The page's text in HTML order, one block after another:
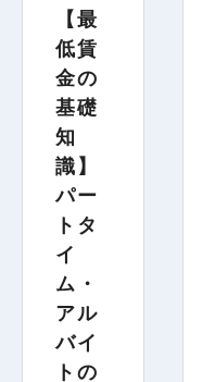
【最
低賃
金の
基礎
知
識】
パー
トタ
イ
ム・
アル
バイ
トの